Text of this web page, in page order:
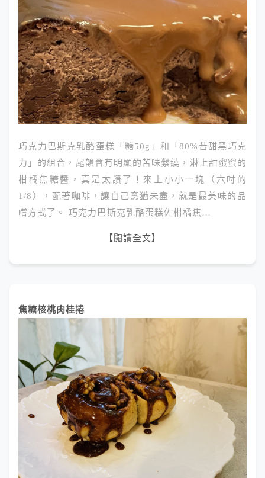
巧克力巴斯克乳酪蛋糕「糖50g」和「80%苦甜黑巧克
力」的組合，尾韻會有明顯的苦味縈繞，淋上甜蜜蜜的
柑橘焦糖醬，真是太讚了！來上小小一塊（六吋的
1/8），配著咖啡，讓自己意猶未盡，就是最美味的品
嚐方式了。 巧克力巴斯克乳酪蛋糕佐柑橘焦…
【閱讀全文】
焦糖核桃肉桂捲